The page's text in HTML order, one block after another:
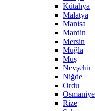
Kütahya
Malatya
Manisa
Mardin
Mersin
Muğla
Muş
Nevşehir
Niğde
Ordu
Osmaniye
Rize